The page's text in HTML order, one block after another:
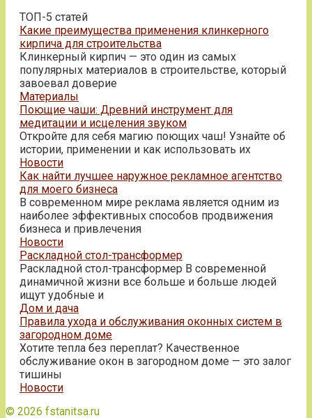
ТОП-5 статей
Какие преимущества применения клинкерного
кирпича для строительства
Клинкерный кирпич — это один из самых
популярных материалов в строительстве, который
завоевал доверие
Материалы
Поющие чаши: Древний инструмент для
медитации и исцеления звуком
Откройте для себя магию поющих чаш! Узнайте об
истории, применении и как использовать их
Новости
Как найти лучшее наружное рекламное агентство
для моего бизнеса
В современном мире реклама является одним из
наиболее эффективных способов продвижения
бизнеса и привлечения
Новости
Раскладной стол-трансформер
Раскладной стол-трансформер В современной
динамичной жизни все больше и больше людей
ищут удобные и
Дом и дача
Правила ухода и обслуживания оконных систем в
загородном доме
Хотите тепла без переплат? Качественное
обслуживание окон в загородном доме — это залог
тишины
Новости
© 2026 fstanitsa.ru